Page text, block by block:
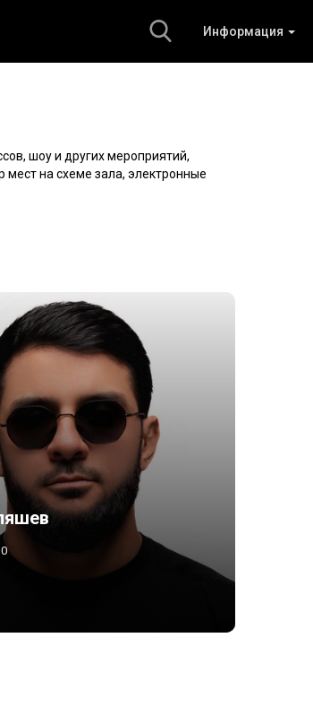
Информация
шоу и других мероприятий,
мест на схеме зала, электронные